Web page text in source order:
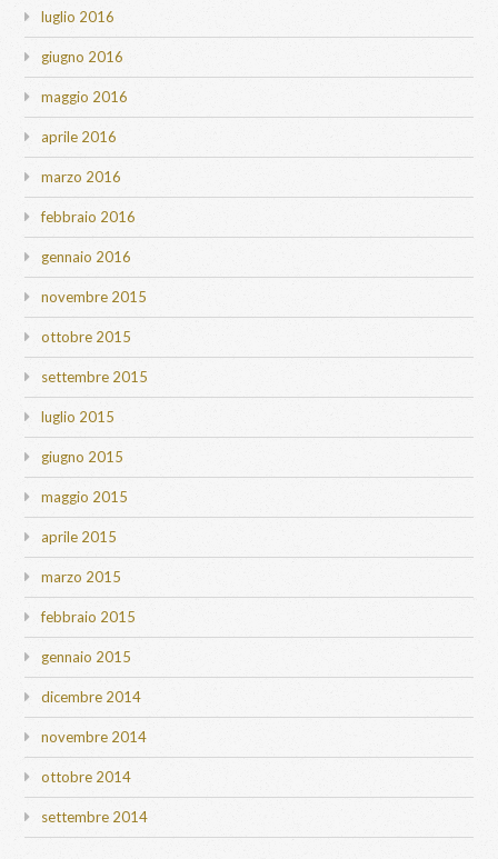
luglio 2016
giugno 2016
maggio 2016
aprile 2016
marzo 2016
febbraio 2016
gennaio 2016
novembre 2015
ottobre 2015
settembre 2015
luglio 2015
giugno 2015
maggio 2015
aprile 2015
marzo 2015
febbraio 2015
gennaio 2015
dicembre 2014
novembre 2014
ottobre 2014
settembre 2014